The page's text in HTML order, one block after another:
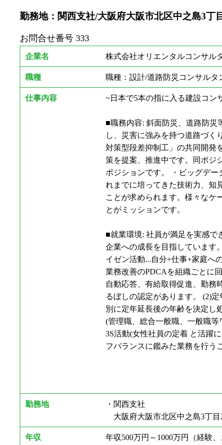
勤務地：関西支社/大阪府大阪市北区中之島3丁
お問合せ番号 333
企業名 株式会社オリエンタルコンサル
職種 職種：設計/道路防災コンサルタ
仕事内容 ~日本で5本の指に入る建設コン
■職務内容: 斜面防災、道路防災
し、災害に強みを持つ道路づく
対策型段差抑制工」の共同開発
策を提案、推進中です。同ポジ
ポジションです。 ・ビッグデ
れまでに培ってきた技術力、知
ことが求められます。様々なケ
とがミッションです。
■就業環境: 社員が満足を実感で
企業への成長を目指しています
イゼン活動...自分+仕事+家庭へ
業務改善のPDCAを組織ごとに
自動応答、有給取得促進、勤務
るぼしの認定があります。 (2)
別に定年延長後の年齢を決定し
(管理職、総合一般職、一般職
3S活動(女性社員の定着 と活躍
フバランスに鑑みた業務を行う
勤務地
・関西支社
大阪府大阪市北区中之島3丁目
年収 年収500万円～1000万円（経験